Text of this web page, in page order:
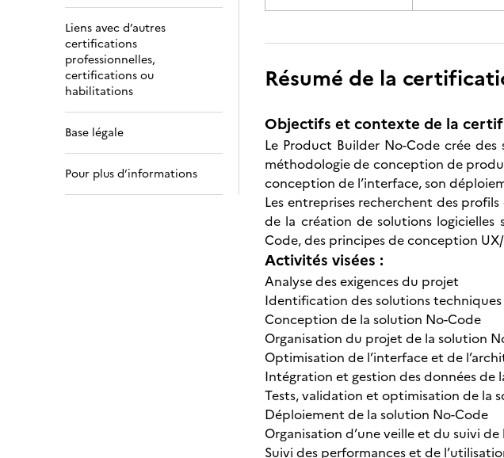
Liens avec d’autres
certifications
professionnelles,
certifications ou
habilitations
Base légale
Pour plus d’informations
Résumé de la
Objectifs et contexte de la
Le Product Builder No-Code crée
méthodologie de conception de
conception de l’interface, son
Les entreprises recherchent des
de la création de solutions
Code, des principes de conception
Activités visées :
Analyse des exigences du projet
Identification des solutions
Conception de la solution No-Code
Organisation du projet de la solution
Optimisation de l’interface et de
Intégration et gestion des données de
Tests, validation et optimisation de la
Déploiement de la solution No-Code
Organisation d’une veille et du suivi
Suivi des performances et de